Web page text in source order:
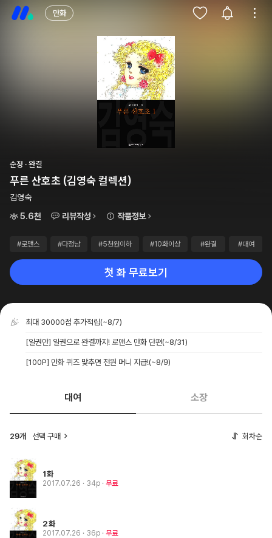
만화
순정 · 완결
푸른 산호초 (김영숙 컬렉션)
김영숙
5.6천
리뷰작성 작품정보
#로맨스 #다정남 #5천원이하 #10화이상 #완결 #대여
첫 화 무료보기
최대 30000점 추가적립(~8/7)
[일권만] 일권으로 완결까지! 로맨스 만화 단편(~8/31)
[100P] 만화 퀴즈 맞추면 전원 머니 지급!(~8/9)
대여 소장
29개 선택 구매 회차순
1화
2017.07.26 · 34p 무료
2화
2017.07.26 · 36p 무료